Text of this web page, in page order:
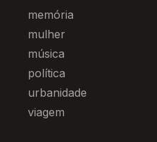
memória
mulher
música
política
urbanidade
viagem